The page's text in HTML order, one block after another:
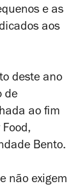
e as
aos
deste ano
de
ao fim
Bento.
não exigem